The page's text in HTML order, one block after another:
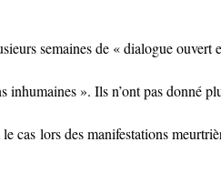
semaines de « dialogue ouvert
». Ils n’ont pas donné
cas lors des manifestations